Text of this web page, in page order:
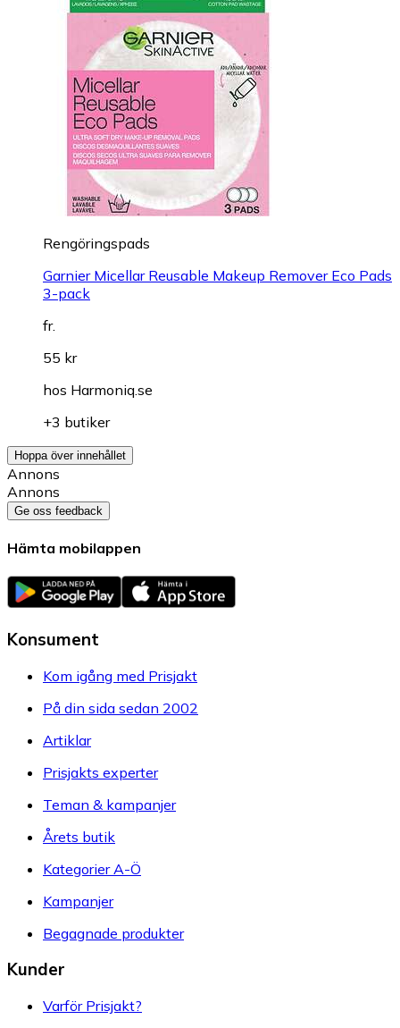
Rengöringspads
Garnier Micellar Reusable Makeup Remover Eco Pads
3-pack
fr.
55 kr
hos Harmoniq.se
+3 butiker
Hoppa över innehållet
Annons
Annons
Ge oss feedback
Hämta mobilappen
Konsument
Kom igång med Prisjakt
På din sida sedan 2002
Artiklar
Prisjakts experter
Teman & kampanjer
Årets butik
Kategorier A-Ö
Kampanjer
Begagnade produkter
Kunder
Varför Prisjakt?